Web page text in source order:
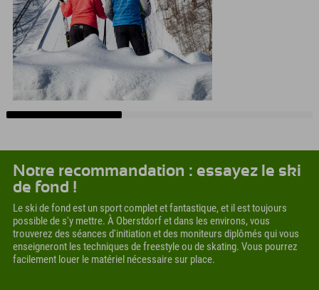
Notre recommandation : essayez le ski
de fond !
Le ski de fond est un sport complet et fantastique, et il est toujours
possible de s'y mettre. À Oberstdorf et dans les environs, vous
trouverez des séances d'initiation et des moniteurs diplômés qui vous
enseigneront les techniques de freestyle ou de skating. Vous pourrez
facilement louer le matériel nécessaire sur place.